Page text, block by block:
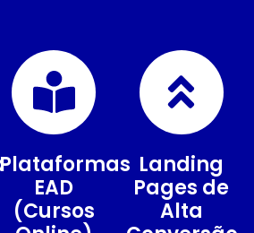
EAD
(Cursos
Landing
Pages de
Alta